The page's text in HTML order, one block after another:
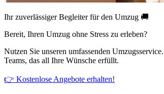
Ihr zuverlässiger Begleiter für den Umzug 🚚
Bereit, Ihren Umzug ohne Stress zu erleben?
Nutzen Sie unseren umfassenden
Teams, das all Ihre Wünsche erfüllt.
👉 Kostenlose Angebote erhalten!